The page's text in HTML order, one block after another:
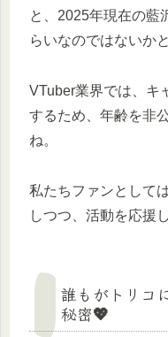
と、2025年現在の藍
らいなのではないか
VTuber業界では、キ
するため、年齢を非
ね。
私たちファンとして
しつつ、活動を応援
誰もがトリコ
秘密💖